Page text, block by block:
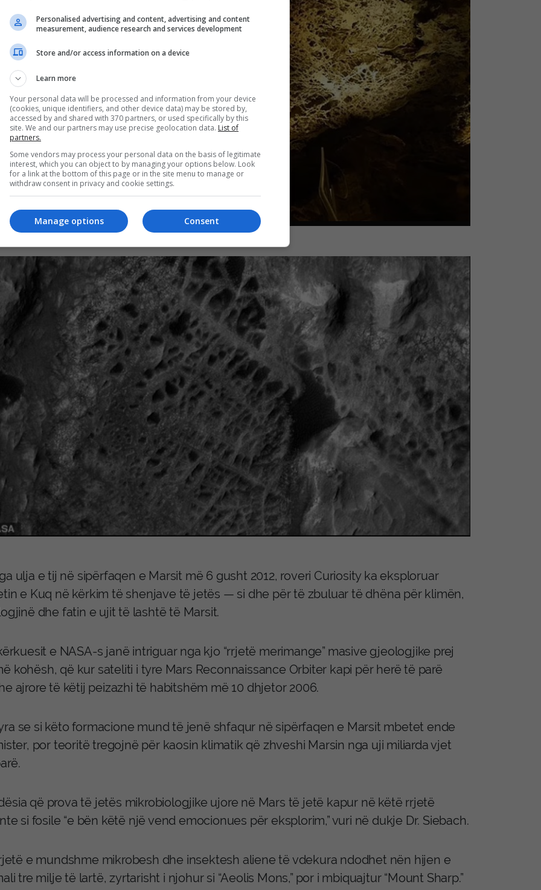
ulja e tij në sipërfaqen e Marsit më 6 gusht 2012, roveri Curiosity ka eksploruar
e Kuq në kërkim të shenjave të jetës — si dhe për të zbuluar të dhëna për klimën,
dhe fatin e ujit të lashtë të Marsit.
e NASA-s janë intriguar nga kjo “rrjetë merimange” masive gjeologjike prej
kohësh, që kur sateliti i tyre Mars Reconnaissance Orbiter kapi për herë të parë
ajrore të këtij peizazhi të habitshëm më 10 dhjetor 2006.
se si këto formacione mund të jenë shfaqur në sipërfaqen e Marsit mbetet ende
por teoritë tregojnë për kaosin klimatik që zhveshi Marsin nga uji miliarda vjet
që prova të jetës mikrobiologjike ujore në Mars të jetë kapur në këtë rrjetë
si fosile “e bën këtë një vend emocionues për eksplorim,” vuri në dukje Dr. Siebach.
e mundshme mikrobesh dhe insektesh aliene të vdekura ndodhet nën hijen e
tre milje të lartë, zyrtarisht i njohur si “Aeolis Mons,” por i mbiquajtur “Mount Sharp.”
Personalised advertising and content, advertising and content
measurement, audience research and services development
Store and/or access information on a device
Learn more
Your personal data will be processed and information from your device
(cookies, unique identifiers, and other device data) may be stored by,
accessed by and shared with 370 partners, or used specifically by this
site. We and our partners may use precise geolocation data. List of
partners.
Some vendors may process your personal data on the basis of legitimate
interest, which you can object to by managing your options below. Look
for a link at the bottom of this page or in the site menu to manage or
withdraw consent in privacy and cookie settings.
Consent
Manage options